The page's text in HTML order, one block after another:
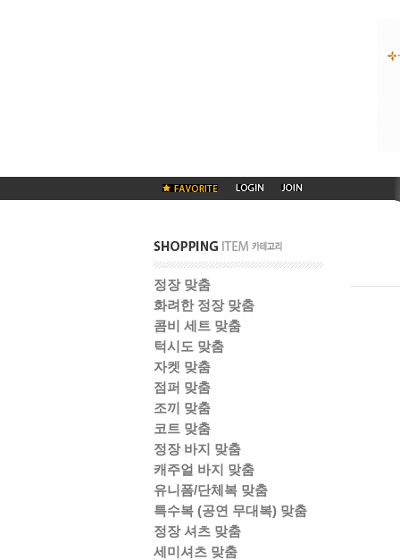
정장 맞춤
화려한 정장 맞춤
콤비 세트 맞춤
턱시도 맞춤
자켓 맞춤
점퍼 맞춤
조끼 맞춤
코트 맞춤
정장 바지 맞춤
캐주얼 바지 맞춤
유니폼/단체복 맞춤
특수복 (공연 무대복) 맞춤
정장 셔츠 맞춤
세미셔츠 맞춤